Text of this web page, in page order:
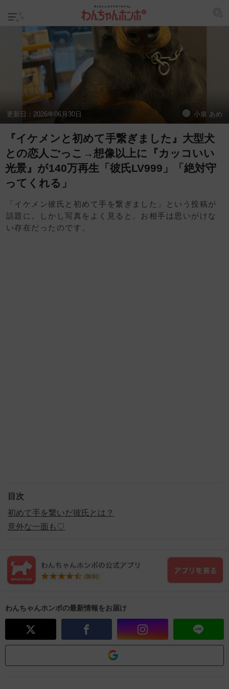
更新日： 2026年06月30日 小泉 あめ
『イケメンと初めて手繋ぎました』大型犬
との恋人ごっこ→想像以上に『カッコいい
光景』が140万再生「彼氏LV999」「絶対守
ってくれる」
「イケメン彼氏と初めて手を繋ぎました」という投稿が
話題に。しかし写真をよく見ると、お相手は思いがけな
い存在だったのです。
目次
初めて手を繋いだ彼氏とは？
意外な一面も♡
わんちゃんホンポの最新情報をお届け